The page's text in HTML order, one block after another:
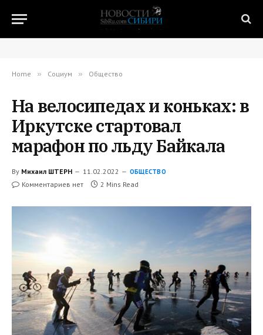
Home » Социум » Общество
На велосипедах и коньках: в
Иркутске стартовал
марафон по льду Байкала
By Михаил ШТЕРН 11.02.2022 ОБЩЕСТВО
Комментариев нет 2 Mins Read